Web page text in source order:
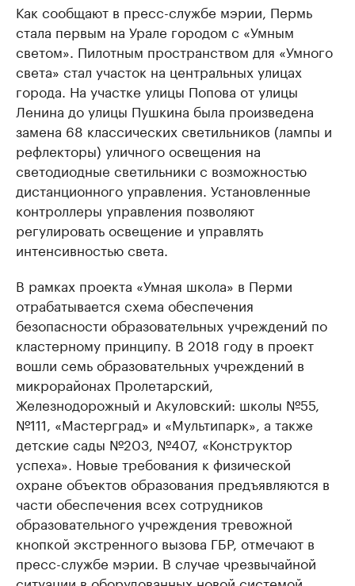
Как сообщают в пресс-службе мэрии, Пермь
стала первым на Урале городом с «Умным
светом». Пилотным пространством для «Умного
света» стал участок на центральных улицах
города. На участке улицы Попова от улицы
Ленина до улицы Пушкина была произведена
замена 68 классических светильников (лампы и
рефлекторы) уличного освещения на
светодиодные светильники с возможностью
дистанционного управления. Установленные
контроллеры управления позволяют
регулировать освещение и управлять
интенсивностью света.
В рамках проекта «Умная школа» в Перми
отрабатывается схема обеспечения
безопасности образовательных учреждений по
кластерному принципу. В 2018 году в проект
вошли семь образовательных учреждений в
микрорайонах Пролетарский,
Железнодорожный и Акуловский: школы №55,
№111, «Мастерград» и «Мультипарк», а также
детские сады №203, №407, «Конструктор
успеха». Новые требования к физической
охране объектов образования предъявляются в
части обеспечения всех сотрудников
образовательного учреждения тревожной
кнопкой экстренного вызова ГБР, отмечают в
пресс-службе мэрии. В случае чрезвычайной